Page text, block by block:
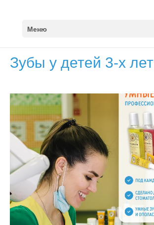
Меню
Зубы у детей 3-х лет